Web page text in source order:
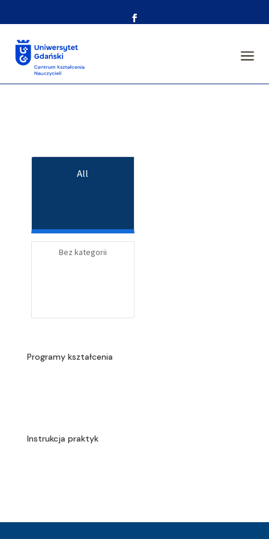
a
All
Bez kategorii
Programy kształcenia
Instrukcja praktyk